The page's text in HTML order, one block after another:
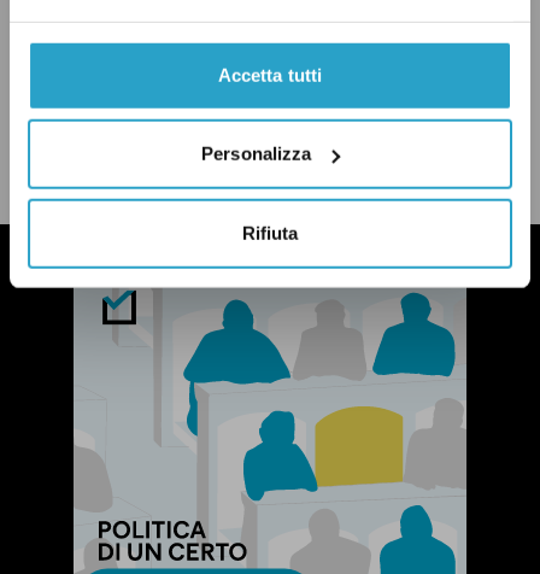
Accetta tutti
Personalizza
Rifiuta
facebook
twitterwhatsapp
emailbluesky